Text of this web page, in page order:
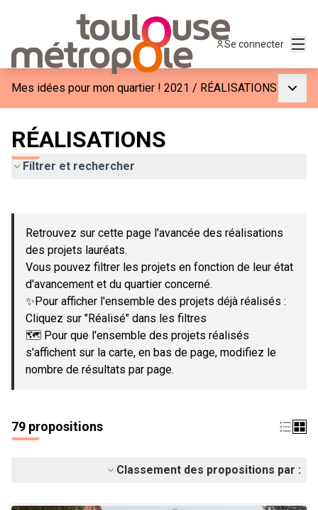
Se connecter
Mes idées pour mon quartier ! 2021 / RÉALISATIONS
RÉALISATIONS
Filtrer et rechercher
−
Retrouvez sur cette page l'avancée des réalisations
des projets lauréats.
Vous pouvez filtrer les projets en fonction de leur état
d'avancement et du quartier concerné.
✨Pour afficher l'ensemble des projets déjà réalisés :
Cliquez sur "Réalisé" dans les filtres
🗺️ Pour que l'ensemble des projets réalisés
s'affichent sur la carte, en bas de page, modifiez le
nombre de résultats par page.
79 propositions
Classement des propositions par :